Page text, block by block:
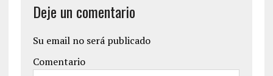
Deje un comentario
Su email no será publicado
Comentario